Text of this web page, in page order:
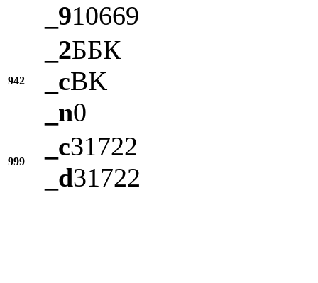
_910669
942
_2ББК
_cBK
_n0
999
_c31722
_d31722